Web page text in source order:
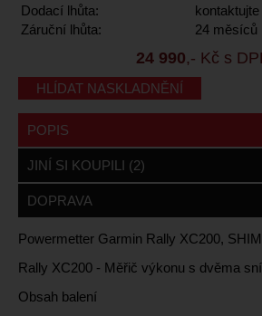
Dodací lhůta:
kontaktujte
Záruční lhůta:
24 měsíců
24 990,- Kč s
HLÍDAT NASKLADNĚNÍ
POPIS
JINÍ SI KOUPILI (2)
DOPRAVA
Powermetter Garmin Rally XC200,
Rally XC200 - Měřič výkonu s dvěma
Obsah balení